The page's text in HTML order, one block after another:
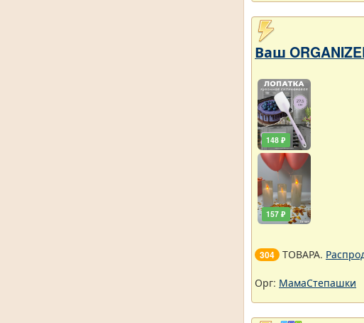
Ваш
148 ₽
157 ₽
304 ТОВАРА.
Орг: МамаСтепашки